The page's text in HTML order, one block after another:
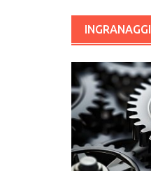
INGRANAGGI